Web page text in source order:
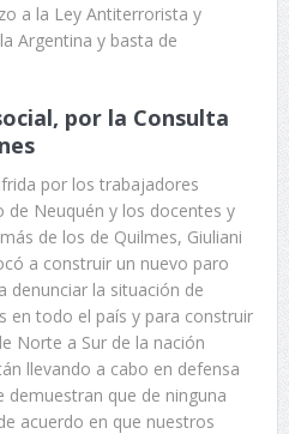
a la Ley Antiterrorista y
Argentina y basta de
por la Consulta
por los trabajadores
de Neuquén y los docentes y
de los de Quilmes, Giuliani
a construir un nuevo paro
denunciar la situación de
en todo el país y para construir
Norte a Sur de la nación
llevando a cabo en defensa
demuestran que de ninguna
acuerdo en que nuestros